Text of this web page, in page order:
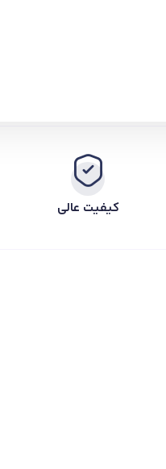
کیفیت عالی